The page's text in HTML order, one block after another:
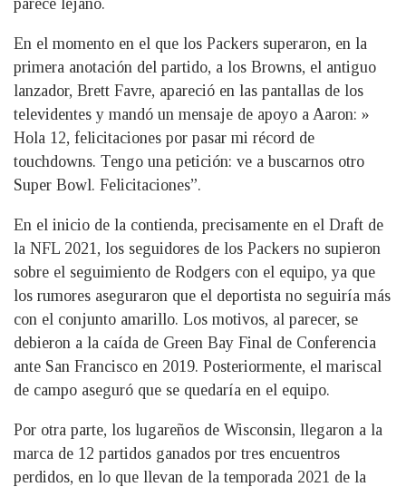
En el momento en el que los Packers superaron, en la
primera anotación del partido, a los Browns, el antiguo
lanzador, Brett Favre, apareció en las pantallas de los
televidentes y mandó un mensaje de apoyo a Aaron: »
Hola 12, felicitaciones por pasar mi récord de
touchdowns. Tengo una petición: ve a buscarnos otro
Super Bowl. Felicitaciones”.
En el inicio de la contienda, precisamente en el Draft de
la NFL 2021, los seguidores de los Packers no supieron
sobre el seguimiento de Rodgers con el equipo, ya que
los rumores aseguraron que el deportista no seguiría más
con el conjunto amarillo. Los motivos, al parecer, se
debieron a la caída de Green Bay Final de Conferencia
ante San Francisco en 2019. Posteriormente, el mariscal
de campo aseguró que se quedaría en el equipo.
Por otra parte, los lugareños de Wisconsin, llegaron a la
marca de 12 partidos ganados por tres encuentros
perdidos, en lo que llevan de la temporada 2021 de la